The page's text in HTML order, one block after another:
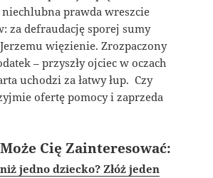
prawda wreszcie
za defraudację sporej sumy
więzienie. Zrozpaczony
– przyszły ojciec w oczach
uchodzi za łatwy łup. Czy
ofertę pomocy i zaprzeda
Cię Zainteresować:
jedno dziecko? Złóż jeden